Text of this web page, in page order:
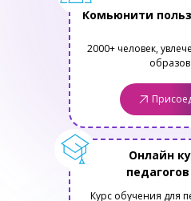
Курс обучения для
Онлайн
2000+ человек,
Комьюнити